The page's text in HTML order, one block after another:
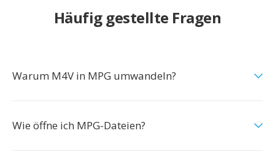
Häufig gestellte Fragen
Warum M4V in MPG umwandeln?
Wie öffne ich MPG-Dateien?